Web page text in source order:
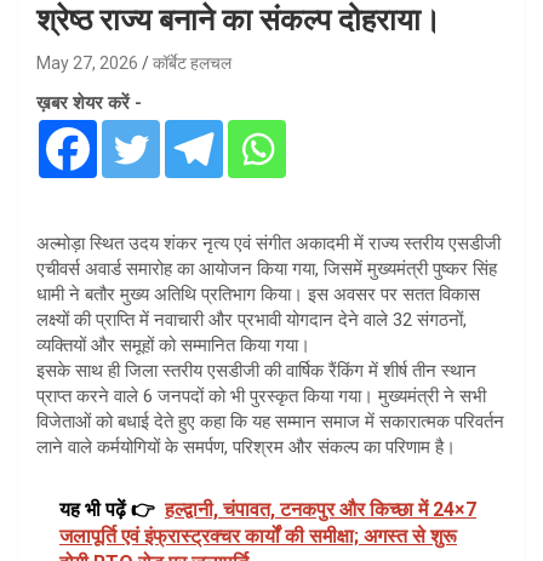
श्रेष्ठ राज्य बनाने का संकल्प दोहराया।
May 27, 2026 कॉर्बेट हलचल
ख़बर शेयर करें -
अल्मोड़ा स्थित उदय शंकर नृत्य एवं संगीत अकादमी में राज्य स्तरीय एसडीजी
एचीवर्स अवार्ड समारोह का आयोजन किया गया, जिसमें मुख्यमंत्री पुष्कर सिंह
धामी ने बतौर मुख्य अतिथि प्रतिभाग किया। इस अवसर पर सतत विकास
लक्ष्यों की प्राप्ति में नवाचारी और प्रभावी योगदान देने वाले 32 संगठनों,
व्यक्तियों और समूहों को सम्मानित किया गया।
इसके साथ ही जिला स्तरीय एसडीजी की वार्षिक रैंकिंग में शीर्ष तीन स्थान
प्राप्त करने वाले 6 जनपदों को भी पुरस्कृत किया गया। मुख्यमंत्री ने सभी
विजेताओं को बधाई देते हुए कहा कि यह सम्मान समाज में सकारात्मक परिवर्तन
लाने वाले कर्मयोगियों के समर्पण, परिश्रम और संकल्प का परिणाम है।
यह भी पढ़ें 👉 हल्द्वानी, चंपावत, टनकपुर और किच्छा में 24×7
जलापूर्ति एवं इंफ्रास्ट्रक्चर कार्यों की समीक्षा; अगस्त से शुरू